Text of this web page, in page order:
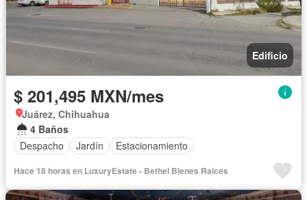
Edificio
$ 201,495 MXN/mes
Juárez, Chihuahua
4 Baños
Despacho
Jardín Estacionamiento
Hace 18 horas en LuxuryEstate - Bethel Bienes Raices